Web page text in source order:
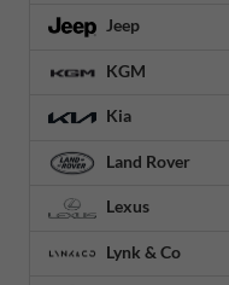
Jeep
KGM
Kia
Land Rover
Lexus
Lynk & Co